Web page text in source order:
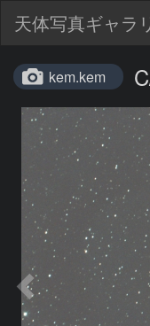
天体写真ギャラ
kem.kem